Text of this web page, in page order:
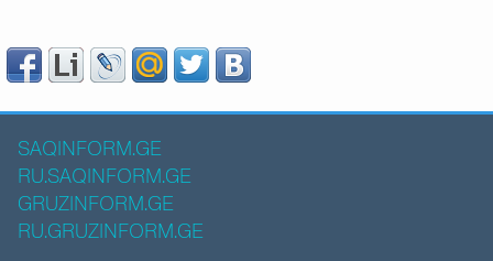
SAQINFORM.GE
RU.SAQINFORM.GE
GRUZINFORM.GE
RU.GRUZINFORM.GE